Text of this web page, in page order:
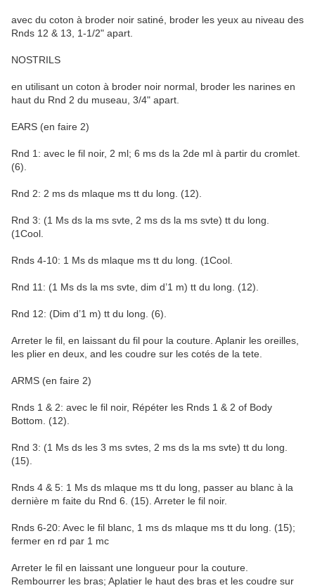
avec du coton à broder noir satiné, broder les yeux au niveau des
Rnds 12 & 13, 1-1/2" apart.
NOSTRILS
en utilisant un coton à broder noir normal, broder les narines en
haut du Rnd 2 du museau, 3/4" apart.
EARS (en faire 2)
Rnd 1: avec le fil noir, 2 ml; 6 ms ds la 2de ml à partir du cromlet.
(6).
Rnd 2: 2 ms ds mlaque ms tt du long. (12).
Rnd 3: (1 Ms ds la ms svte, 2 ms ds la ms svte) tt du long.
(1Cool.
Rnds 4-10: 1 Ms ds mlaque ms tt du long. (1Cool.
Rnd 11: (1 Ms ds la ms svte, dim d’1 m) tt du long. (12).
Rnd 12: (Dim d’1 m) tt du long. (6).
Arreter le fil, en laissant du fil pour la couture. Aplanir les oreilles,
les plier en deux, and les coudre sur les cotés de la tete.
ARMS (en faire 2)
Rnds 1 & 2: avec le fil noir, Répéter les Rnds 1 & 2 of Body
Bottom. (12).
Rnd 3: (1 Ms ds les 3 ms svtes, 2 ms ds la ms svte) tt du long.
(15).
Rnds 4 & 5: 1 Ms ds mlaque ms tt du long, passer au blanc à la
dernière m faite du Rnd 6. (15). Arreter le fil noir.
Rnds 6-20: Avec le fil blanc, 1 ms ds mlaque ms tt du long. (15);
fermer en rd par 1 mc
Arreter le fil en laissant une longueur pour la couture.
Rembourrer les bras; Aplatier le haut des bras et les coudre sur